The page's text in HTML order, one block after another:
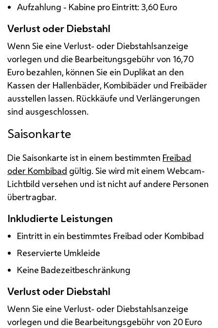
Aufzahlung - Kabine pro Eintritt: 3,60 Euro
Verlust oder Diebstahl
Wenn Sie eine Verlust- oder Diebstahlsanzeige
vorlegen und die Bearbeitungsgebühr von 16,70
Euro bezahlen, können Sie ein Duplikat an den
Kassen der Hallenbäder, Kombibäder und Freibäder
ausstellen lassen. Rückkäufe und Verlängerungen
sind ausgeschlossen.
Saisonkarte
Die Saisonkarte ist in einem bestimmten Freibad
oder Kombibad gültig. Sie wird mit einem Webcam-
Lichtbild versehen und ist nicht auf andere Personen
übertragbar.
Inkludierte Leistungen
Eintritt in ein bestimmtes Freibad oder Kombibad
Reservierte Umkleide
Keine Badezeitbeschränkung
Verlust oder Diebstahl
Wenn Sie eine Verlust- oder Diebstahlsanzeige
vorlegen und die Bearbeitungsgebühr von 20 Euro